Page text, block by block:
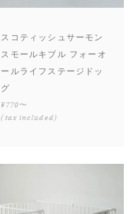
スコティッシュサーモン
スモールキブル フォーオ
ールライフステージドッ
グ
¥770〜
(tax included)